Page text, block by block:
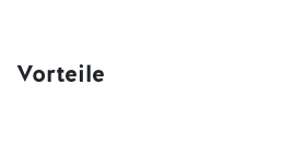
Vorteile